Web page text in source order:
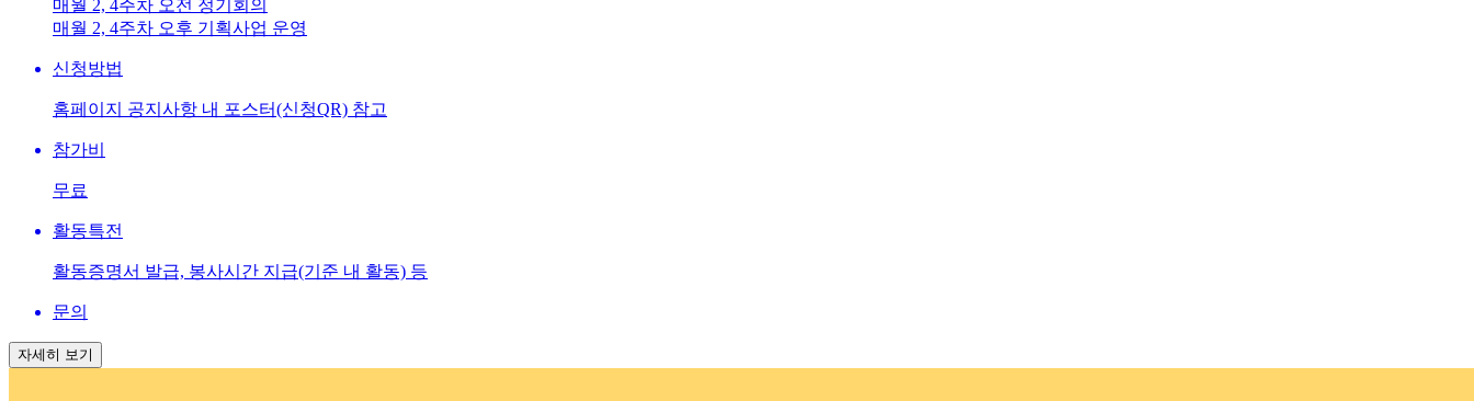
매월 2, 4주차 오전 정기회의
매월 2, 4주차 오후 기획사업 운영
신청방법
홈페이지 공지사항 내 포스터(신청QR) 참고
참가비
무료
활동특전
활동증명서 발급, 봉사시간 지급(기준 내 활동) 등
문의
자세히 보기